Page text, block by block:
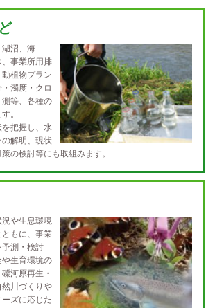
湖沼、海
事業所用排
植物プラン
濁度・クロ
測等、各種の
。
を把握し、水
解明、現状
の検討等にも取組みます。
や生息環境
もに、事業
予測・検討
や生育環境の
河原再生・
川づくりや
ズに応じた